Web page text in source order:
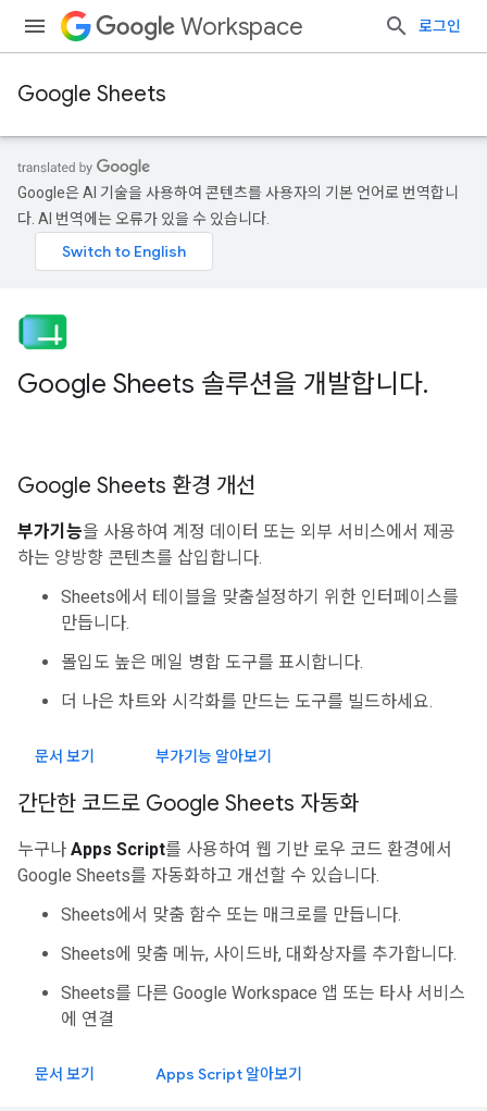
Workspace 로그인
Google Sheets
Google은 AI 기술을 사용하여 콘텐츠를 사용자의 기본 언어로 번역합니
다. AI 번역에는 오류가 있을 수 있습니다.
Google Sheets 솔루션을 개발합니다.
Google Sheets 환경 개선
부가기능을 사용하여 계정 데이터 또는 외부 서비스에서 제공
하는 양방향 콘텐츠를 삽입합니다.
Sheets에서 테이블을 맞춤설정하기 위한 인터페이스를
만듭니다.
몰입도 높은 메일 병합 도구를 표시합니다.
더 나은 차트와 시각화를 만드는 도구를 빌드하세요.
문서 보기 부가기능 알아보기
간단한 코드로 Google Sheets 자동화
누구나 Apps Script를 사용하여 웹 기반 로우 코드 환경에서
Google Sheets를 자동화하고 개선할 수 있습니다.
Sheets에서 맞춤 함수 또는 매크로를 만듭니다.
Sheets에 맞춤 메뉴, 사이드바, 대화상자를 추가합니다.
Sheets를 다른 Google Workspace 앱 또는 타사 서비스
에 연결
문서 보기 Apps Script 알아보기